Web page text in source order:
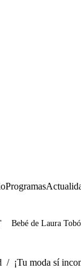
Programas
Bebé de Laura
/ ¡Tu moda sí